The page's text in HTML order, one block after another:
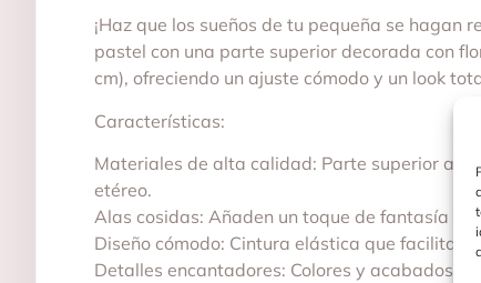
¡Haz que los sueños de tu pequeña se
pastel con una parte superior decorada con
cm), ofreciendo un ajuste cómodo y un look
Características:
Materiales de alta calidad: Parte superior
etéreo.
Alas cosidas: Añaden un toque de fantasía y
Diseño cómodo: Cintura elástica que facilita
Detalles encantadores: Colores y acabados